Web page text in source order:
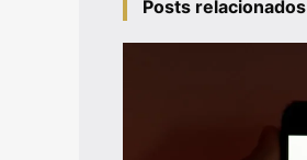
Posts relacionados